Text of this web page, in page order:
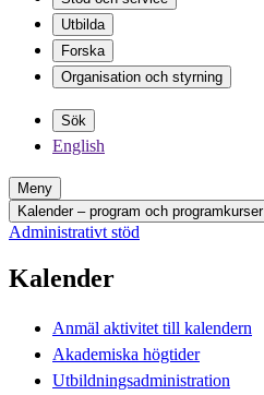
Utbilda
Forska
Organisation och styrning
Sök
English
Meny
Kalender – program och programkurser
Administrativt stöd
Kalender
Anmäl aktivitet till kalendern
Akademiska högtider
Utbildningsadministration